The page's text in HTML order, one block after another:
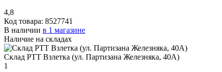
4,8
Код товара: 8527741
В наличии в 1 магазине
Наличие на складах
Склад РТТ Взлетка (ул. Партизана Железняка, 40А)
1